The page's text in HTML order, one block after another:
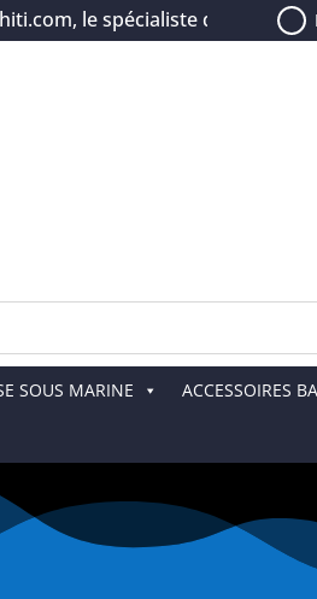
le spécialiste de la pêche,
SOUS MARINE ACCESSOIRES